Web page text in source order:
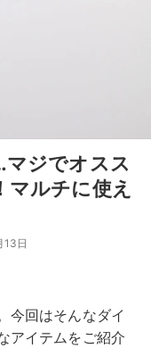
ジでオスス
マルチに使え
13日
今回はそんなダイ
アイテムをご紹介